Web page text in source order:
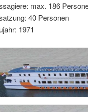
max. 186
40 Personen
1971